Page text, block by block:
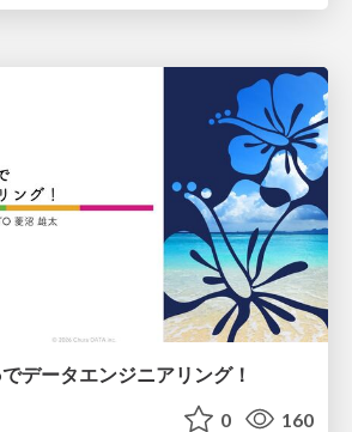
データエンジニアリング！
0 160